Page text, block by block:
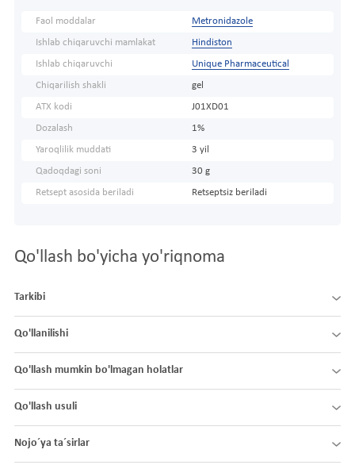
Faol moddalar Metronidazole
Ishlab chiqaruvchi mamlakat Hindiston
Ishlab chiqaruvchi Unique Pharmaceutical
Chiqarilish shakli gel
ATX kodi J01XD01
Dozalash 1%
Yaroqlilik muddati 3 yil
Qadoqdagi soni 30 g
Retsept asosida beriladi Retseptsiz beriladi
Qo'llash bo'yicha yo'riqnoma
Tarkibi
Qo'llanilishi
Qo'llash mumkin bo'lmagan holatlar
Qo'llash usuli
Nojo´ya ta´sirlar